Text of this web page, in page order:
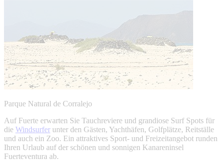
Parque Natural de Corralejo
Auf Fuerte erwarten Sie Tauchreviere und grandiose Surf Spots für
die Windsurfer unter den Gästen, Yachthäfen, Golfplätze, Reitställe
und auch ein Zoo. Ein attraktives Sport- und Freizeitangebot runden
Ihren Urlaub auf der schönen und sonnigen Kanareninsel
Fuerteventura ab.